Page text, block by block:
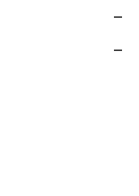
–
–